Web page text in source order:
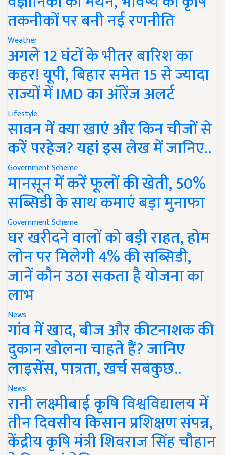
तकनीकों पर बनी नई रणनीति
Weather
अगले 12 घंटों के भीतर बारिश का
कहर! यूपी, बिहार समेत 15 से ज्यादा
राज्यों में IMD का ऑरेंज अलर्ट
Lifestyle
सावन में क्या खाएं और किन चीजों से
करें परहेज? यहां इस लेख में जानिए..
Government Scheme
मानसून में करें फूलों की खेती, 50%
सब्सिडी के साथ कमाएं बड़ा मुनाफा
Government Scheme
घर खरीदने वालों को बड़ी राहत, होम
लोन पर मिलेगी 4% की सब्सिडी,
जानें कौन उठा सकता है योजना का
लाभ
News
गांव में खाद, बीज और कीटनाशक की
दुकान खोलना चाहते हैं? जानिए
लाइसेंस, पात्रता, खर्च सबकुछ..
News
रानी लक्ष्मीबाई कृषि विश्वविद्यालय में
तीन दिवसीय किसान प्रशिक्षण संपन्न,
केंद्रीय कृषि मंत्री शिवराज सिंह चौहान